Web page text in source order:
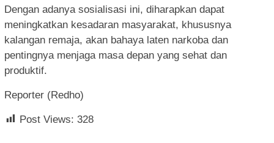
Dengan adanya sosialisasi ini, diharapkan dapat
meningkatkan kesadaran masyarakat, khususnya
kalangan remaja, akan bahaya laten narkoba dan
pentingnya menjaga masa depan yang sehat dan
produktif.
Reporter (Redho)
Post Views: 328